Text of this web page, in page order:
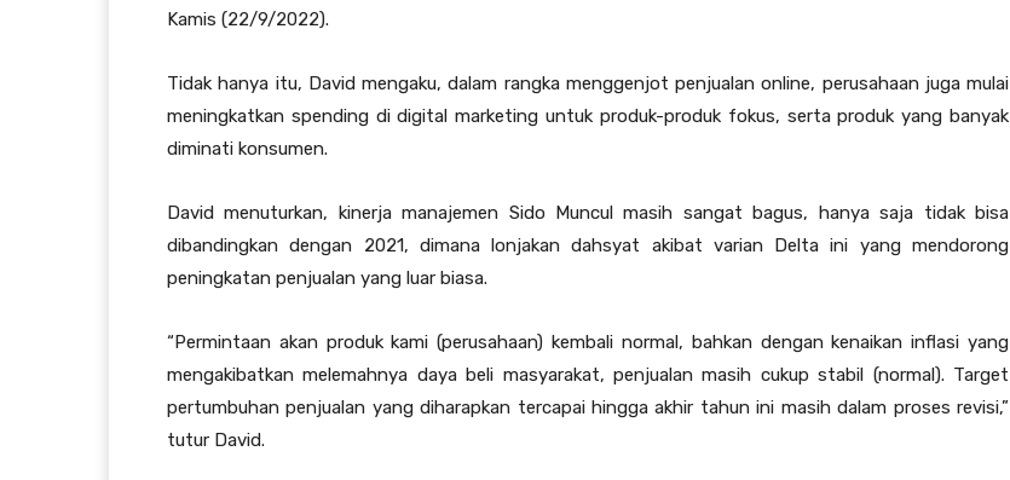
Kamis (22/9/2022).
Tidak hanya itu, David mengaku, dalam rangka menggenjot penjualan online, perusahaan juga mulai
meningkatkan spending di digital marketing untuk produk-produk fokus, serta produk yang banyak
diminati konsumen.
David menuturkan, kinerja manajemen Sido Muncul masih sangat bagus, hanya saja tidak bisa
dibandingkan dengan 2021, dimana lonjakan dahsyat akibat varian Delta ini yang mendorong
peningkatan penjualan yang luar biasa.
“Permintaan akan produk kami (perusahaan) kembali normal, bahkan dengan kenaikan inflasi yang
mengakibatkan melemahnya daya beli masyarakat, penjualan masih cukup stabil (normal). Target
pertumbuhan penjualan yang diharapkan tercapai hingga akhir tahun ini masih dalam proses revisi,”
tutur David.